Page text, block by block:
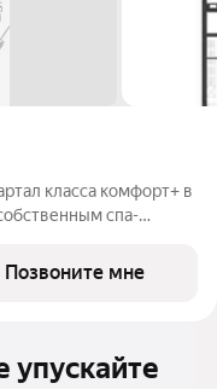
спа-
жизнь рядом
Позвоните мне
упускайте